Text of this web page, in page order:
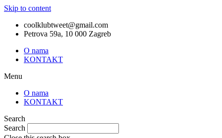
Skip to content
coolklubtweet@gmail.com
Petrova 59a, 10 000 Zagreb
O nama
KONTAKT
Menu
O nama
KONTAKT
Search
Search